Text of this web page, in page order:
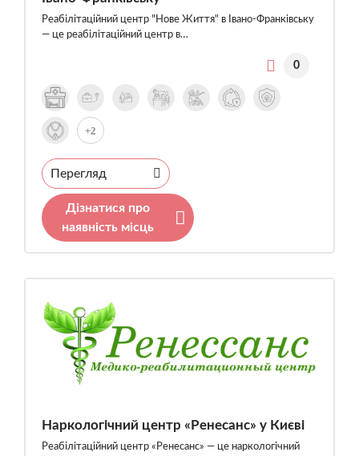
Реабілітаційний центр "Нове Життя" в Івано-Франківську
— це реабілітаційний центр в…
0
+2
Перегляд
Дізнатися про
наявність місць
Наркологічний центр «Ренесанс» у Києві
Реабілітаційний центр «Ренесанс» — це наркологічний